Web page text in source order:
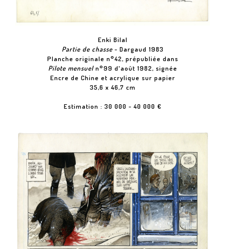
Enki Bilal
Partie de chasse- Dargaud 1983
Planche originale n°42, prépubliée dans
Pilote mensueln°99 d'août 1982, signée
Encre de Chine et acrylique sur papier
35,6 x 46,7 cm
Estimation : 30 000 - 40 000 €